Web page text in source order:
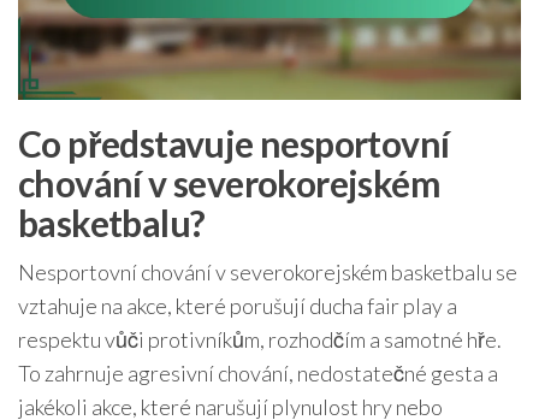
Co představuje nesportovní
chování v severokorejském
basketbalu?
Nesportovní chování v severokorejském basketbalu se
vztahuje na akce, které porušují ducha fair play a
respektu vůči protivníkům, rozhodčím a samotné hře.
To zahrnuje agresivní chování, nedostatečné gesta a
jakékoli akce, které narušují plynulost hry nebo